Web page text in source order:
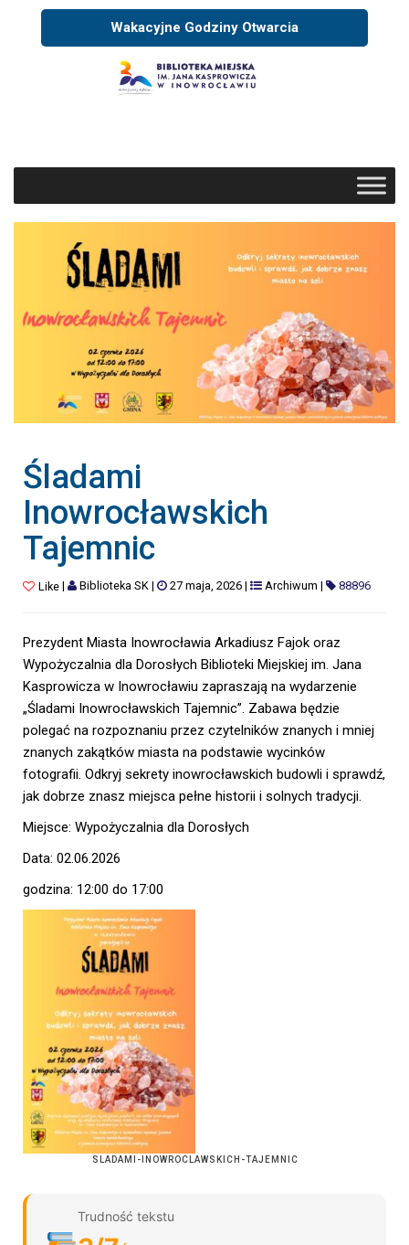
Wakacyjne Godziny Otwarcia
Śladami
Inowrocławskich
Tajemnic
Like| Biblioteka SK| 27 maja, 2026| Archiwum | 88896
Prezydent Miasta Inowrocławia Arkadiusz Fajok oraz
Wypożyczalnia dla Dorosłych Biblioteki Miejskiej im. Jana
Kasprowicza w Inowrocławiu zapraszają na wydarzenie
„Śladami Inowrocławskich Tajemnic”. Zabawa będzie
polegać na rozpoznaniu przez czytelników znanych i mniej
znanych zakątków miasta na podstawie wycinków
fotografii. Odkryj sekrety inowrocławskich budowli i sprawdź,
jak dobrze znasz miejsca pełne historii i solnych tradycji.
Miejsce: Wypożyczalnia dla Dorosłych
Data: 02.06.2026
godzina: 12:00 do 17:00
SLADAMI-INOWROCLAWSKICH-TAJEMNIC
Trudność tekstu